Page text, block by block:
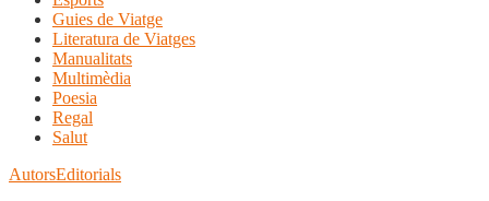
Guies de Viatge
Literatura de Viatges
Manualitats
Multimèdia
Poesia
Regal
Salut
AutorsEditorials